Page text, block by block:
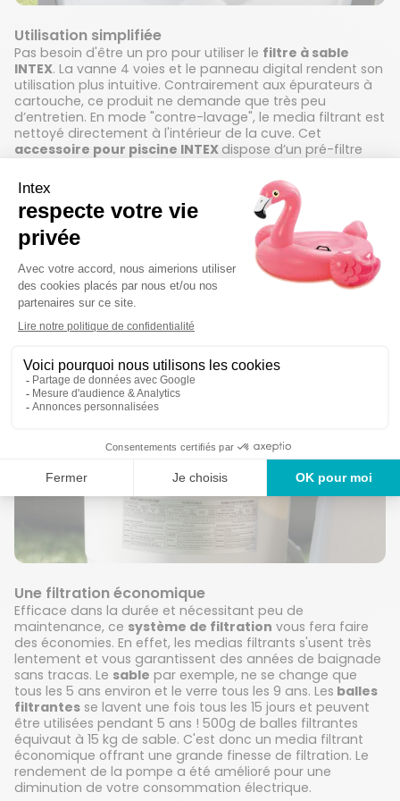
Utilisation simplifiée
Pas besoin d'être un pro pour utiliser le filtre à sable
INTEX. La vanne 4 voies et le panneau digital rendent son
utilisation plus intuitive. Contrairement aux épurateurs à
cartouche, ce produit ne demande que très peu
d’entretien. En mode "contre-lavage", le media filtrant est
nettoyé directement à l'intérieur de la cuve. Cet
accessoire pour piscine INTEXdispose d’un pré-filtre
Une filtration économique
Efficace dans la durée et nécessitant peu de
maintenance, ce système de filtration vous fera faire
des économies. En effet, les medias filtrants s'usent très
lentement et vous garantissent des années de baignade
sans tracas. Le sable par exemple, ne se change que
tous les 5 ans environ et le verre tous les 9 ans. Les balles
filtrantes se lavent une fois tous les 15 jours et peuvent
être utilisées pendant 5 ans ! 500g de balles filtrantes
équivaut à 15 kg de sable. C'est donc un media filtrant
économique offrant une grande finesse de filtration. Le
rendement de la pompe a été amélioré pour une
diminution de votre consommation électrique.